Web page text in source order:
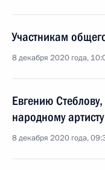
Участникам
8 декабря 2020 года,
Евгению
народному
8 декабря 2020 года,